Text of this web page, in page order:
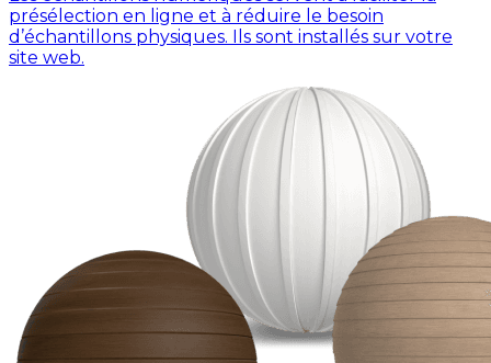
présélection en ligne et à réduire le besoin
d’échantillons physiques. Ils sont installés sur votre
site web.